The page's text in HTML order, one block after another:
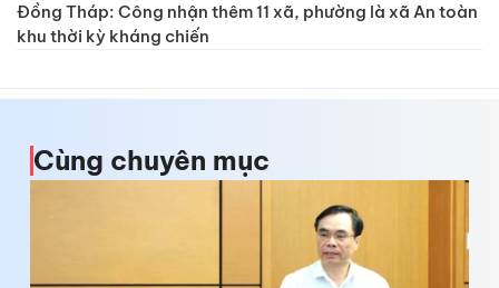
Đồng Tháp: Công nhận thêm 11 xã, phường là xã An toàn
khu thời kỳ kháng chiến
Cùng chuyên mục